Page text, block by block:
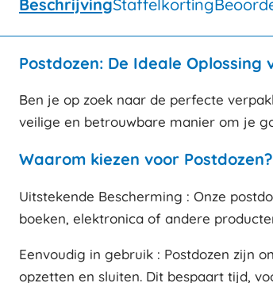
BeschrijvingStaffelkorting
Postdozen: De Ideale
Ben je op zoek naar de perfecte
veilige en betrouwbare manier om je
Waarom kiezen voor Postdozen?
Uitstekende Bescherming : Onze
boeken, elektronica of andere
Eenvoudig in gebruik : Postdozen zijn
opzetten en sluiten. Dit bespaart tijd,